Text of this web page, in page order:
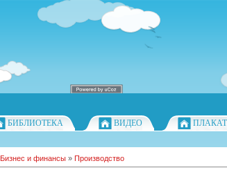
БИБЛИОТЕКА ВИДЕО
Бизнес и финансы » Производство